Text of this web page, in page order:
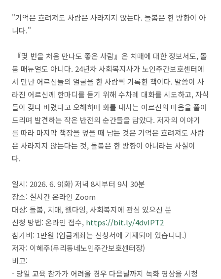
"기억은 흐려져도 사람은 사라지지 않는다. 돌봄은 한 방향이 아
니다."
『몇 번을 처음 만나도 좋은 사람』은 치매에 대한 정보서도, 돌
봄 매뉴얼도 아니다. 24년차 사회복지사가 노인주간보호센터에
서 만난 어르신들의 얼굴을 한 사람씩 기록한 책이다. 말씀이 사
라진 어르신께 한마디를 듣기 위해 수차례 대화를 시도하고, 자식
들이 갖다 버렸다고 오해하며 화를 내시는 어르신의 마음을 풀어
드리며 발견하는 작은 반전의 순간들을 담았다. 저자의 이야기
를 따라 마지막 책장을 덮을 때 남는 것은 기억은 흐려져도 사람
은 사라지지 않는다는 것, 돌봄은 한 방향이 아니라는 사실이
다.
일시: 2026. 6. 9(화) 저녁 8시부터 9시 30분
장소: 실시간 온라인 Zoom
대상: 돌봄, 치매, 웰다잉, 사회복지에 관심 있으신 분
신청 방법: 온라인 접수, https://bit.ly/4dvIPT2
참가비: 1만원 (입금계좌는 신청서에 기재되어 있습니다.)
저자: 이혜주(우리동네노인주간보호센터장)
비고:
- 당일 교육 참가가 어려울 경우 다음날까지 녹화 영상을 시청